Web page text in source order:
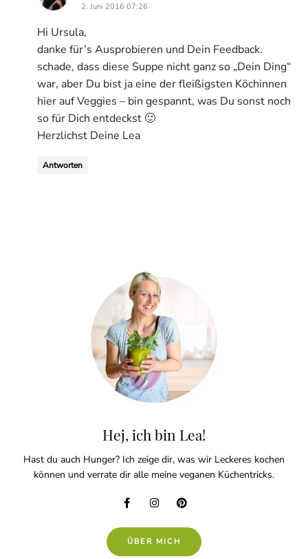
2. Juni 2016 07:26
Hi Ursula,
danke für’s Ausprobieren und Dein Feedback.
schade, dass diese Suppe nicht ganz so „Dein Ding“
war, aber Du bist ja eine der fleißigsten Köchinnen
hier auf Veggies – bin gespannt, was Du sonst noch
so für Dich entdeckst 🙂
Herzlichst Deine Lea
Antworten
Hej, ich bin Lea!
Hast du auch Hunger? Ich zeige dir, was wir Leckeres kochen
können und verrate dir alle meine veganen Küchentricks.
ÜBER MICH